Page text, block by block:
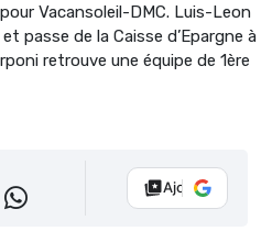
Vacansoleil-DMC. Luis-Leon
passe de la Caisse d’Epargne à
retrouve une équipe de 1ère
Ajouter Vélo